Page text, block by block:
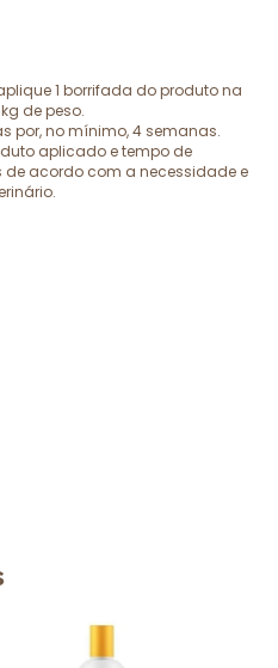
1 borrifada do produto na
de peso.
por, no mínimo, 4 semanas.
aplicado e tempo de
acordo com a necessidade e